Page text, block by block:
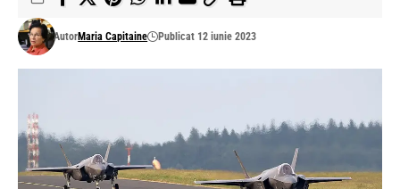
AutorMaria Capitaine Publicat 12 iunie 2023